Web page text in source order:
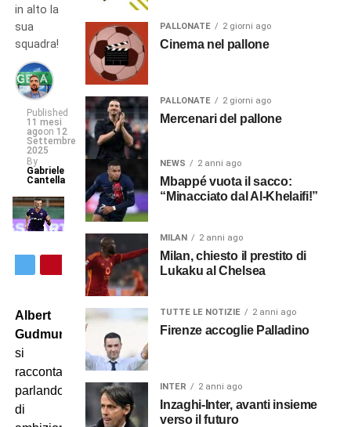
in alto la
sua
squadra!
Published
11 mesi
agoon 12
Settembre
2025
By
Gabriele
Cantella
Albert
Gudmundsson
si
racconta,
parlando
di
PALLONATE 2 giorni ago
Cinema nel pallone
PALLONATE 2 giorni ago
Mercenari del pallone
NEWS 2 anni ago
Mbappé vuota il sacco:
“Minacciato dal Al-Khelaifi!”
MILAN 2 anni ago
Milan, chiesto il prestito di
Lukaku al Chelsea
TUTTE LE NOTIZIE 2 anni ago
Firenze accoglie Palladino
INTER 2 anni ago
Inzaghi-Inter, avanti insieme
verso il futuro